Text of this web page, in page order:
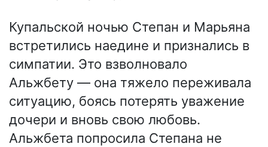
Купальской ночью Степан и Марьяна
встретились наедине и признались в
симпатии. Это взволновало
Альжбету — она тяжело переживала
ситуацию, боясь потерять уважение
дочери и вновь свою любовь.
Альжбета попросила Степана не